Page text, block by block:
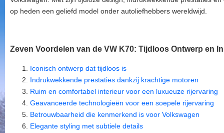
op heden een geliefd model onder autoliefhebbers wereldwijd.
Zeven Voordelen van de VW K70: Tijdloos Ontwerp en
Iconisch ontwerp dat tijdloos is
Indrukwekkende prestaties dankzij krachtige motoren
Ruim en comfortabel interieur voor een luxueuze rijervaring
Geavanceerde technologieën voor een soepele rijervaring
Betrouwbaarheid die kenmerkend is voor Volkswagen
Elegante styling met subtiele details